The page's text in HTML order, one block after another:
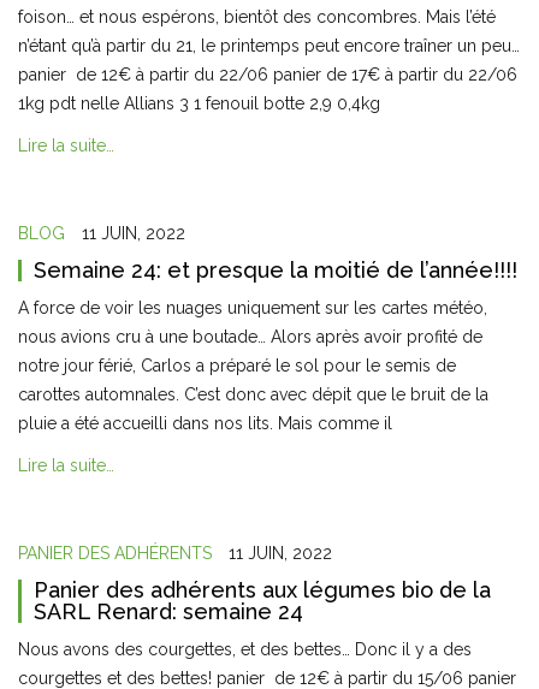
foison… et nous espérons, bientôt des concombres. Mais l’été
n’étant qu’à partir du 21, le printemps peut encore traîner un peu…
panier de 12€ à partir du 22/06 panier de 17€ à partir du 22/06
1kg pdt nelle Allians 3 1 fenouil botte 2,9 0,4kg
Lire la suite…
BLOG 11 JUIN, 2022
Semaine 24: et presque la moitié de l’année!!!!
A force de voir les nuages uniquement sur les cartes météo,
nous avions cru à une boutade… Alors après avoir profité de
notre jour férié, Carlos a préparé le sol pour le semis de
carottes automnales. C’est donc avec dépit que le bruit de la
pluie a été accueilli dans nos lits. Mais comme il
Lire la suite…
PANIER DES ADHÉRENTS 11 JUIN, 2022
Panier des adhérents aux légumes bio de la
SARL Renard: semaine 24
Nous avons des courgettes, et des bettes… Donc il y a des
courgettes et des bettes! panier de 12€ à partir du 15/06 panier